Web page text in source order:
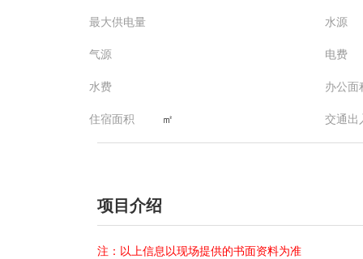
最大供电量
水源
气源
电费
水费
办公面
住宿面积
㎡ 交通出
项目介绍
注：以上信息以现场提供的书面资料为准